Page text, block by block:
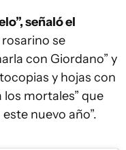
señaló el
se
con Giordano” y
y hojas con
mortales” que
nuevo año”.